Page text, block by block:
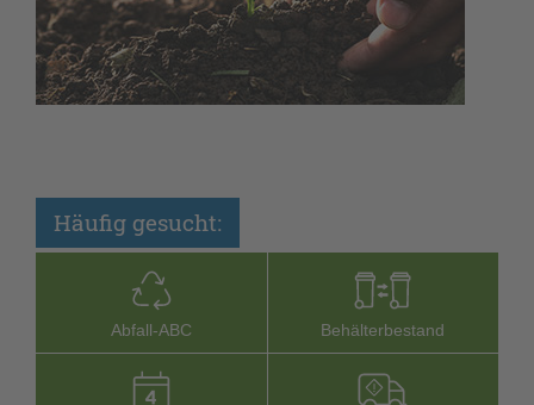
Häufig gesucht:
Abfall-­ABC Behälterbestand